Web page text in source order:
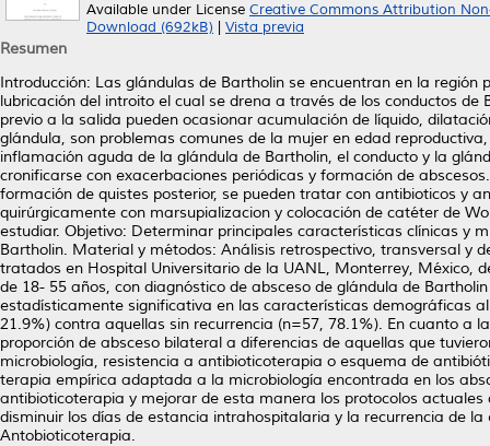
Available under License Creative Commons Attribution
Download (692kB)
Vista previa
Resumen
Introducción: Las glándulas de Bartholin se encuentran en la
lubricación del introito el cual se drena a través de los conductos
previo a la salida pueden ocasionar acumulación de líquido,
glándula, son problemas comunes de la mujer en edad
inflamación aguda de la glándula de Bartholin, el conducto y la
cronificarse con exacerbaciones periódicas y formación de
formación de quistes posterior, se pueden tratar con antibioticos y
quirúrgicamente con marsupializacion y colocación de catéter de
estudiar. Objetivo: Determinar principales características clínicas y
Bartholin. Material y métodos: Análisis retrospectivo, transversal y
tratados en Hospital Universitario de la UANL, Monterrey, México,
de 18- 55 años, con diagnóstico de absceso de glándula de
estadísticamente significativa en las características demográficas
21.9%) contra aquellas sin recurrencia (n=57, 78.1%). En cuanto a
proporción de absceso bilateral a diferencias de aquellas que
microbiología, resistencia a antibioticoterapia o esquema de
terapia empírica adaptada a la microbiología encontrada en los
antibioticoterapia y mejorar de esta manera los protocolos
disminuir los días de estancia intrahospitalaria y la recurrencia de
Antobioticoterapia.